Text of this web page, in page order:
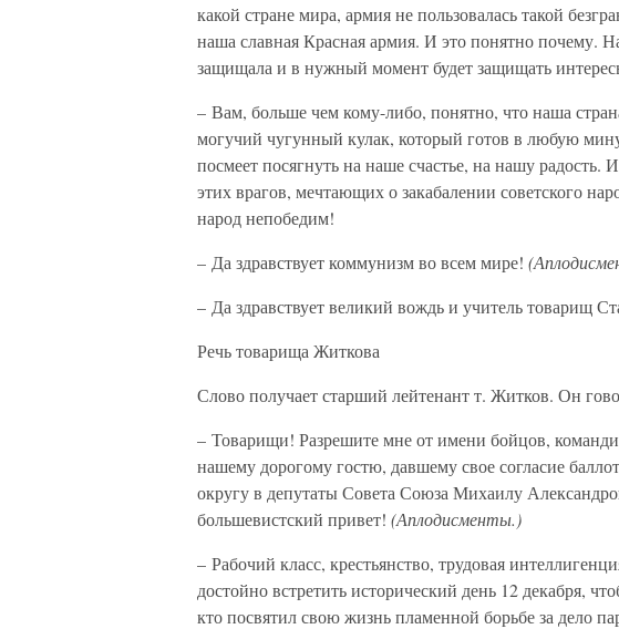
какой стране мира, армия не пользовалась такой
наша славная Красная армия. И это понятно почему.
защищала и в нужный момент будет защищать
– Вам, больше чем кому-либо, понятно, что наша
могучий чугунный кулак, который готов в любую
посмеет посягнуть на наше счастье, на нашу
этих врагов, мечтающих о закабалении советского
народ непобедим!
– Да здравствует коммунизм во всем мире!
– Да здравствует великий вождь и учитель товарищ
Речь товарища Житкова
Слово получает старший лейтенант т. Житков. Он
– Товарищи! Разрешите мне от имени бойцов,
нашему дорогому гостю, давшему свое согласие
округу в депутаты Совета Союза Михаилу
большевистский привет! (Аплодисменты.)
– Рабочий класс, крестьянство, трудовая
достойно встретить исторический день 12 декабря,
кто посвятил свою жизнь пламенной борьбе за дело